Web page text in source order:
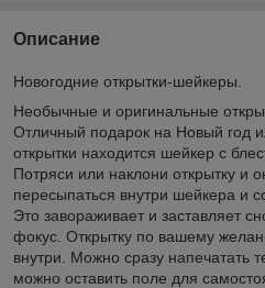
Описание
Новогодние открытки-шейкеры.
Необычные и оригинальные
Отличный подарок на Новый год
открытки находится шейкер с
Потряси или наклони открытку и
пересыпаться внутри шейкера и
Это завораживает и заставляет
фокус. Открытку по вашему
внутри. Можно сразу напечатать
можно оставить поле для